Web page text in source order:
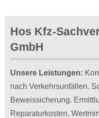
Hos Kfz-
GmbH
Unsere Leistungen:
nach Verkehrsunfällen.
Beweissicherung.
Reparaturkosten,